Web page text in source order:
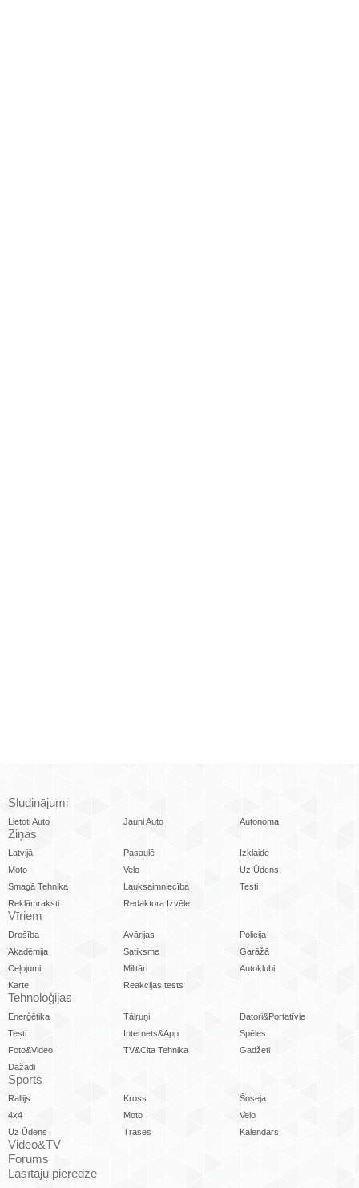
Sludinājumi
Lietoti Auto Jauni Auto Autonoma
Ziņas
Latvijā Pasaulē
Izklaide
Moto
Velo
Uz Ūdens
Smagā Tehnika
Lauksaimniecība
Testi
Reklāmraksti
Redaktora Izvēle
Vīriem
Drošība Avārijas
Policija
Akadēmija
Satiksme
Garāžā
Ceļojumi
Militāri
Autoklubi
Karte
Reakcijas tests
Tehnoloģijas
Enerģētika Tālruņi
Datori&Portatīvie
Testi
Internets&App
Spēles
Foto&Video
TV&Cita Tehnika
Gadžeti
Dažādi
Sports
Rallijs Kross
Šoseja
4x4
Moto
Velo
Uz Ūdens
Trases Kalendārs
Video&TV
Forums
Lasītāju pieredze